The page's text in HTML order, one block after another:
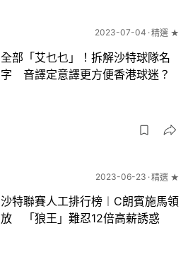
2023-07-04 精選 ★
全部「艾乜乜」！拆解沙特球隊名
字 音譯定意譯更方便香港球迷？
2023-06-23 精選 ★
沙特聯賽人工排行榜︱C朗賓施馬領
放 「狼王」難忍12倍高薪誘惑